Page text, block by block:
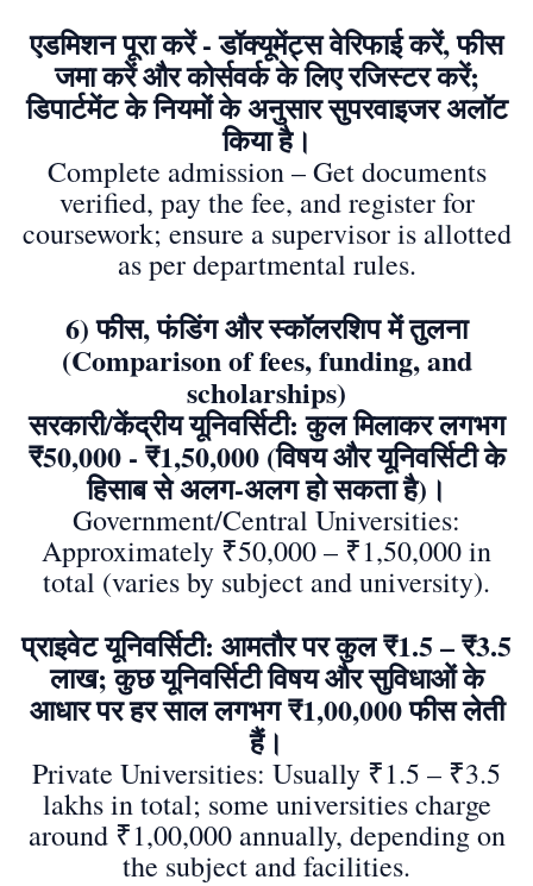
एडमिशन पूरा करें - डॉक्यूमेंट्स वेरिफाई करें, फीस
जमा करें और कोर्सवर्क के लिए रजिस्टर करें;
डिपार्टमेंट के नियमों के अनुसार सुपरवाइजर अलॉट
किया है।
Complete admission – Get documents
verified, pay the fee, and register for
coursework; ensure a supervisor is allotted
as per departmental rules.
6) फीस, फंडिंग और स्कॉलरशिप में तुलना
(Comparison of fees, funding, and
scholarships)
सरकारी/केंद्रीय यूनिवर्सिटी: कुल मिलाकर लगभग
₹50,000 - ₹1,50,000 (विषय और यूनिवर्सिटी के
हिसाब से अलग-अलग हो सकता है)।
Government/Central Universities:
Approximately ₹50,000 – ₹1,50,000 in
total (varies by subject and university).
प्राइवेट यूनिवर्सिटी: आमतौर पर कुल ₹1.5 – ₹3.5
लाख; कुछ यूनिवर्सिटी विषय और सुविधाओं के
आधार पर हर साल लगभग ₹1,00,000 फीस लेती
हैं।
Private Universities: Usually ₹1.5 – ₹3.5
lakhs in total; some universities charge
around ₹1,00,000 annually, depending on
the subject and facilities.